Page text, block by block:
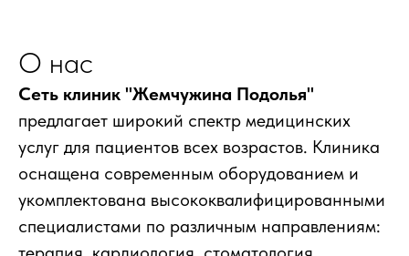
О нас
Сеть клиник "Жемчужина Подолья"
предлагает широкий спектр медицинских
услуг для пациентов всех возрастов. Клиника
оснащена современным оборудованием и
укомплектована высококвалифицированными
специалистами по различным направлениям: